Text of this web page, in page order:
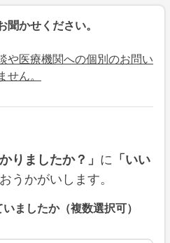
かせください。
や医療機関への個別のお問い
ん。
りましたか？」 に 「いい
うかがいします。
ましたか（複数選択可）